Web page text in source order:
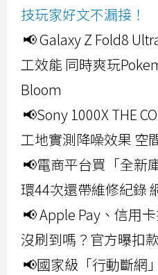
技玩家好文不漏接！
📢 Galaxy Z Fold8
工效能 同時爽玩
Bloom
📢Sony 1000X THE
工地實測降噪效果 空
📢電商平台買「全新
環44次還帶維修紀錄
📢 Apple Pay、信用
沒刷到嗎？官方曝扣
📢國家級「行動斷網